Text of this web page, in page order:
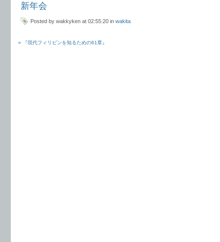
新年会
Posted by wakkyken at 02:55:20 in wakita
« 『現代フィリピンを知るための61章』